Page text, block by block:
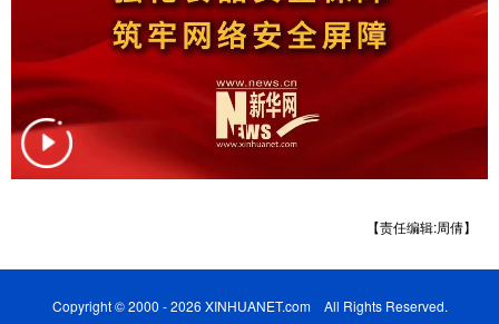
【责任编辑:周倩】
Copyright © 2000 - 2026 XINHUANET.com All Rights Reserved.